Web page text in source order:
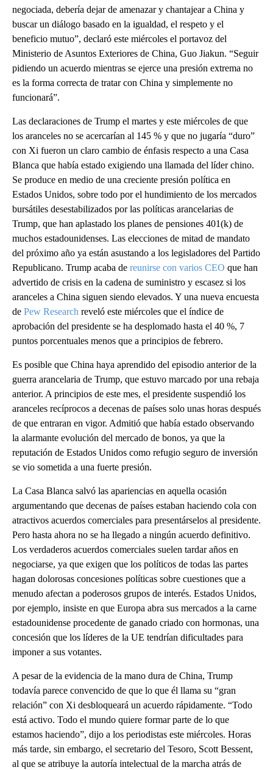
negociada, debería dejar de amenazar y chantajear a China y
buscar un diálogo basado en la igualdad, el respeto y el
beneficio mutuo”, declaró este miércoles el portavoz del
Ministerio de Asuntos Exteriores de China, Guo Jiakun. “Seguir
pidiendo un acuerdo mientras se ejerce una presión extrema no
es la forma correcta de tratar con China y simplemente no
funcionará”.
Las declaraciones de Trump el martes y este miércoles de que
los aranceles no se acercarían al 145 % y que no jugaría “duro”
con Xi fueron un claro cambio de énfasis respecto a una Casa
Blanca que había estado exigiendo una llamada del líder chino.
Se produce en medio de una creciente presión política en
Estados Unidos, sobre todo por el hundimiento de los mercados
bursátiles desestabilizados por las políticas arancelarias de
Trump, que han aplastado los planes de pensiones 401(k) de
muchos estadounidenses. Las elecciones de mitad de mandato
del próximo año ya están asustando a los legisladores del Partido
Republicano. Trump acaba de reunirse con varios CEO que han
advertido de crisis en la cadena de suministro y escasez si los
aranceles a China siguen siendo elevados. Y una nueva encuesta
de Pew Research reveló este miércoles que el índice de
aprobación del presidente se ha desplomado hasta el 40 %, 7
puntos porcentuales menos que a principios de febrero.
Es posible que China haya aprendido del episodio anterior de la
guerra arancelaria de Trump, que estuvo marcado por una rebaja
anterior. A principios de este mes, el presidente suspendió los
aranceles recíprocos a decenas de países solo unas horas después
de que entraran en vigor. Admitió que había estado observando
la alarmante evolución del mercado de bonos, ya que la
reputación de Estados Unidos como refugio seguro de inversión
se vio sometida a una fuerte presión.
La Casa Blanca salvó las apariencias en aquella ocasión
argumentando que decenas de países estaban haciendo cola con
atractivos acuerdos comerciales para presentárselos al presidente.
Pero hasta ahora no se ha llegado a ningún acuerdo definitivo.
Los verdaderos acuerdos comerciales suelen tardar años en
negociarse, ya que exigen que los políticos de todas las partes
hagan dolorosas concesiones políticas sobre cuestiones que a
menudo afectan a poderosos grupos de interés. Estados Unidos,
por ejemplo, insiste en que Europa abra sus mercados a la carne
estadounidense procedente de ganado criado con hormonas, una
concesión que los líderes de la UE tendrían dificultades para
imponer a sus votantes.
A pesar de la evidencia de la mano dura de China, Trump
todavía parece convencido de que lo que él llama su “gran
relación” con Xi desbloqueará un acuerdo rápidamente. “Todo
está activo. Todo el mundo quiere formar parte de lo que
estamos haciendo”, dijo a los periodistas este miércoles. Horas
más tarde, sin embargo, el secretario del Tesoro, Scott Bessent,
al que se atribuye la autoría intelectual de la marcha atrás de